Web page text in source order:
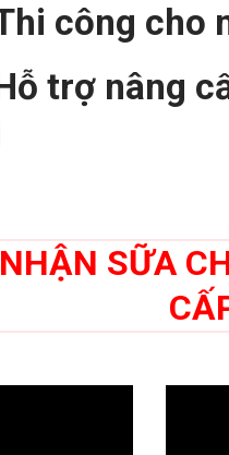
công cho
trợ nâng
NHẬN SỮA